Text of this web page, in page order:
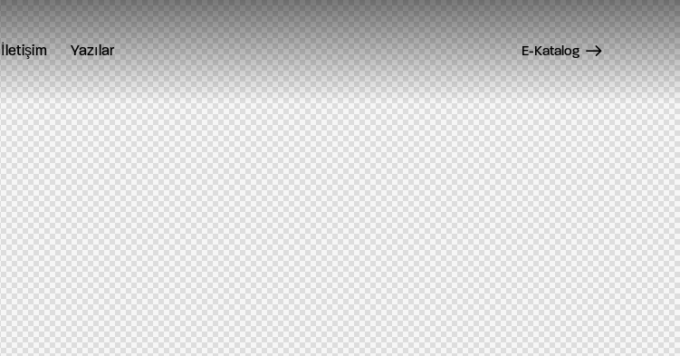
İletişim Yazılar E-Katalog